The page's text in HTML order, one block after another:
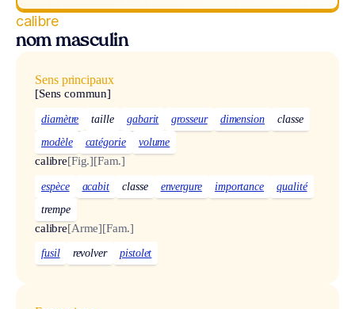
calibre
nom masculin
Sens principaux
[Sens commun]
diamètre taille gabarit grosseur dimension
classe
modèle
catégorie volume
calibre[Fig.][Fam.]
espèce acabit classe envergure importance
qualité
trempe
calibre[Arme][Fam.]
fusil revolver pistolet